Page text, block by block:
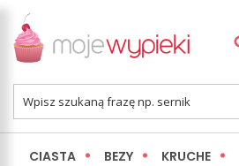
CIASTA BEZY KRUCHE